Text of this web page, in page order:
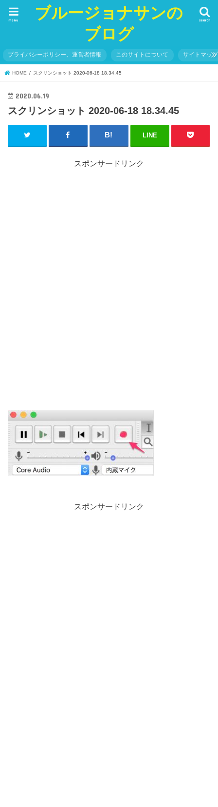
ブルージョナサンの
ブログ
search
menu
プライバシーポリシー、運営者情報 このサイトについて サイトマップ
HOME スクリンショット 2020-06-18 18.34.45
2020.06.19
スクリンショット 2020-06-18 18.34.45
LINE
スポンサードリンク
スポンサードリンク